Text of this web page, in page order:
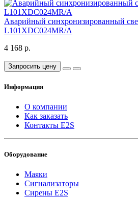
Аварийный синхронизированный
L101XDC024MR/A
4 168 р.
Запросить цену
Информация
О компании
Как заказать
Контакты E2S
Оборудование
Маяки
Сигнализаторы
Сирены E2S